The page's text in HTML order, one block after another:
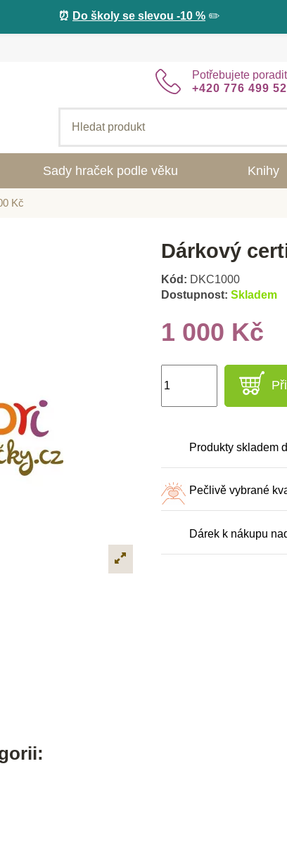
⏰ Do školy se slevou -10 % ✏️
Potřebujete
+420 776 499
Sady hraček podle věku Knihy
Kč
Dárkový
Kód: DKC1000
Dostupnost: Skladem
1 000 Kč
Produkty skladem
Pečlivě vybrané
Dárek k nákupu